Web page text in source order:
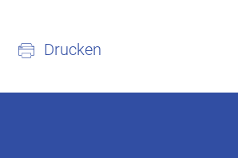
Drucken